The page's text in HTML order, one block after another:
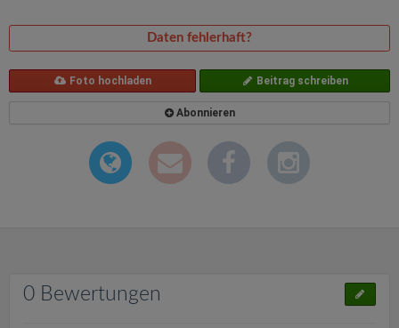
Daten fehlerhaft?
Foto hochladen Beitrag schreiben
Abonnieren
0 Bewertungen
o
n